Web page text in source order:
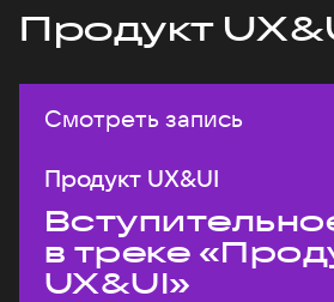
Продукт
Смотреть запись
Продукт UX&UI
в треке
UX&UI»